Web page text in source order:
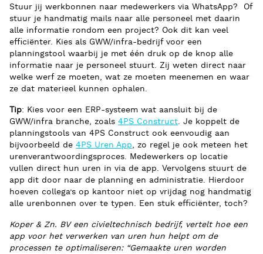
Stuur jij werkbonnen naar medewerkers via WhatsApp? Of
stuur je handmatig mails naar alle personeel met daarin
alle informatie rondom een project? Ook dit kan veel
efficiënter. Kies als GWW/infra-bedrijf voor een
planningstool waarbij je met één druk op de knop alle
informatie naar je personeel stuurt. Zij weten direct naar
welke werf ze moeten, wat ze moeten meenemen en waar
ze dat materieel kunnen ophalen.
Tip: Kies voor een ERP-systeem wat aansluit bij de
GWW/infra branche, zoals 4PS Construct. Je koppelt de
planningstools van 4PS Construct ook eenvoudig aan
bijvoorbeeld de 4PS Uren App, zo regel je ook meteen het
urenverantwoordingsproces. Medewerkers op locatie
vullen direct hun uren in via de app. Vervolgens stuurt de
app dit door naar de planning en administratie. Hierdoor
hoeven collega’s op kantoor niet op vrijdag nog handmatig
alle urenbonnen over te typen. Een stuk efficiënter, toch?
Koper & Zn. BV een civieltechnisch bedrijf, vertelt hoe een
app voor het verwerken van uren hun helpt om de
processen te optimaliseren: “Gemaakte uren worden